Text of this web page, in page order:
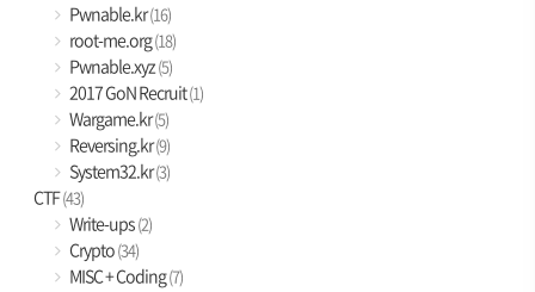
Pwnable.kr(16)
root-me.org(18)
Pwnable.xyz(5)
2017 GoN Recruit(1)
Wargame.kr(5)
Reversing.kr(9)
System32.kr(3)
CTF(43)
Write-ups(2)
Crypto(34)
MISC + Coding(7)